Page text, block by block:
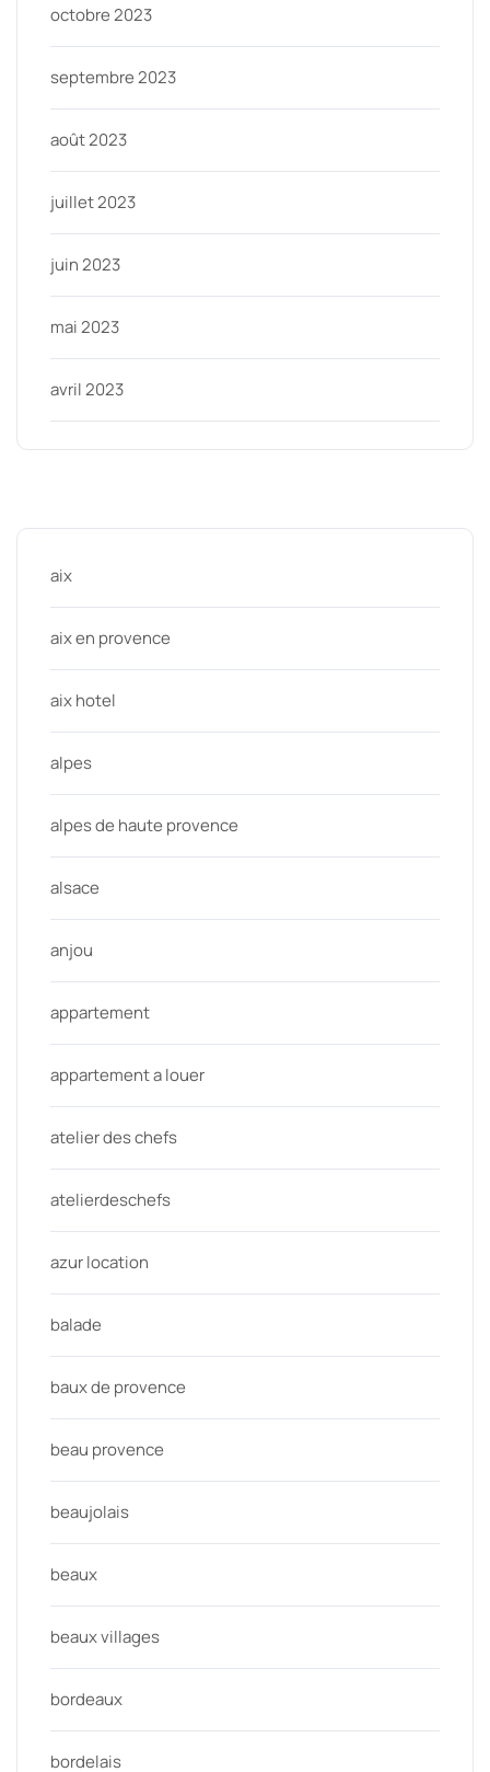
octobre 2023
septembre 2023
août 2023
juillet 2023
juin 2023
mai 2023
avril 2023
aix
aix en provence
aix hotel
alpes
alpes de haute provence
alsace
anjou
appartement
appartement a louer
atelier des chefs
atelierdeschefs
azur location
balade
baux de provence
beau provence
beaujolais
beaux
beaux villages
bordeaux
bordelais